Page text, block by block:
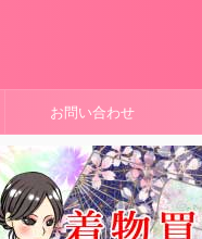
お問い合わせ